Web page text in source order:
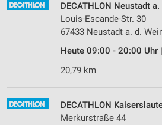
DECATHLON Neustadt
Louis-Escande-Str. 30
67433 Neustadt a. d.
Heute 09:00 - 20:00 Uhr |
20,79 km
DECATHLON
Merkurstraße 44